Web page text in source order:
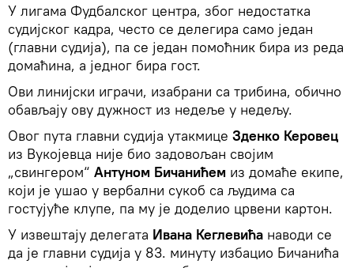
У лигама Фудбалског центра, због недостатка
судијског кадра, често се делегира само један
(главни судија), па се један помоћник бира из реда
домаћина, а једног бира гост.
Ови линијски играчи, изабрани са трибина, обично
обављају ову дужност из недеље у недељу.
Овог пута главни судија утакмице Зденко Керовец
из Вукојевца није био задовољан својим
„свингером“ Антуном Бичанићем из домаће екипе,
који је ушао у вербални сукоб са људима са
гостујуће клупе, па му је доделио црвени картон.
У извештају делегата Ивана Кеглевића наводи се
да је главни судија у 83. минуту избацио Бичанића